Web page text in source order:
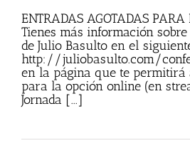
ENTRADAS AGOTADAS PARA
Tienes más información
de Julio Basulto en el
http://juliobasulto.com/
en la página que te
para la opción online (en
Jornada [...]